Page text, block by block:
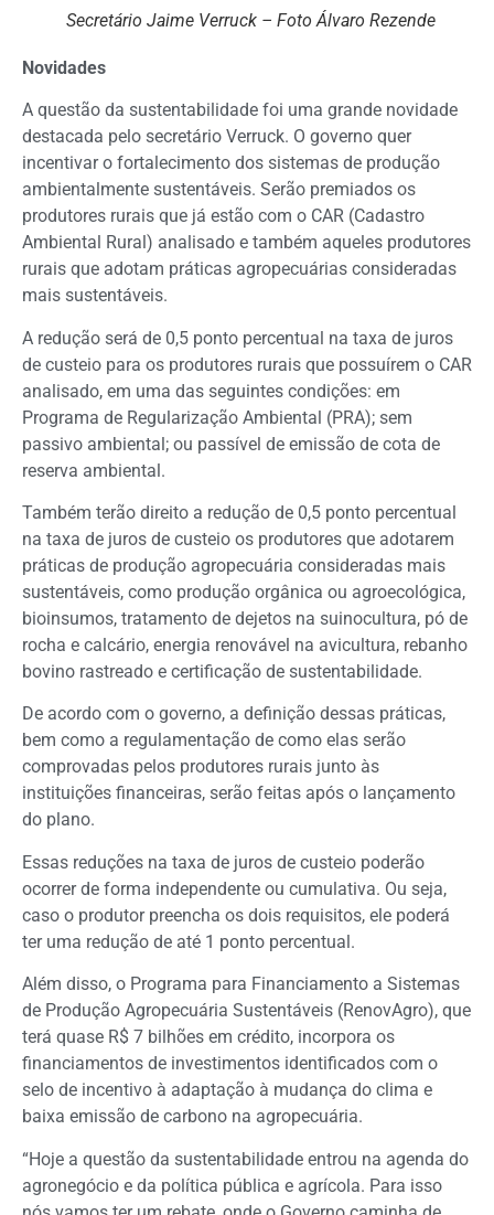
Secretário Jaime Verruck – Foto Álvaro Rezende
Novidades
A questão da sustentabilidade foi uma grande novidade
destacada pelo secretário Verruck. O governo quer
incentivar o fortalecimento dos sistemas de produção
ambientalmente sustentáveis. Serão premiados os
produtores rurais que já estão com o CAR (Cadastro
Ambiental Rural) analisado e também aqueles produtores
rurais que adotam práticas agropecuárias consideradas
mais sustentáveis.
A redução será de 0,5 ponto percentual na taxa de juros
de custeio para os produtores rurais que possuírem o CAR
analisado, em uma das seguintes condições: em
Programa de Regularização Ambiental (PRA); sem
passivo ambiental; ou passível de emissão de cota de
reserva ambiental.
Também terão direito a redução de 0,5 ponto percentual
na taxa de juros de custeio os produtores que adotarem
práticas de produção agropecuária consideradas mais
sustentáveis, como produção orgânica ou agroecológica,
bioinsumos, tratamento de dejetos na suinocultura, pó de
rocha e calcário, energia renovável na avicultura, rebanho
bovino rastreado e certificação de sustentabilidade.
De acordo com o governo, a definição dessas práticas,
bem como a regulamentação de como elas serão
comprovadas pelos produtores rurais junto às
instituições financeiras, serão feitas após o lançamento
do plano.
Essas reduções na taxa de juros de custeio poderão
ocorrer de forma independente ou cumulativa. Ou seja,
caso o produtor preencha os dois requisitos, ele poderá
ter uma redução de até 1 ponto percentual.
Além disso, o Programa para Financiamento a Sistemas
de Produção Agropecuária Sustentáveis (RenovAgro), que
terá quase R$ 7 bilhões em crédito, incorpora os
financiamentos de investimentos identificados com o
selo de incentivo à adaptação à mudança do clima e
baixa emissão de carbono na agropecuária.
“Hoje a questão da sustentabilidade entrou na agenda do
agronegócio e da política pública e agrícola. Para isso